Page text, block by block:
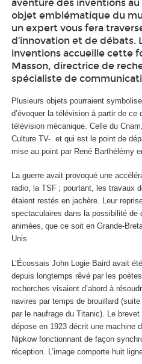
aventure des inventions au
objet emblématique du
un expert vous fera
d’innovation et de débats.
inventions accueille cette
Masson, directrice de
spécialiste de
Plusieurs objets pourraient
d’évoquer la télévision à partir de
télévision mécanique. Celle du
Culture TV- et qui est le point de
mise au point par René Barthélémy
La guerre avait provoqué une
radio, la TSF ; pourtant, les travaux
étaient restés en jachère. Leur
spectaculaires dans la possibilité de
animées, que ce soit en Grande-
Unis
L’Écossais John Logie Baird avait
depuis longtemps rêvé par les
recherches visaient d’abord à
navires par temps de brouillard
par le naufrage du Titanic). Le brevet
dépose en 1923 décrit une machine
Nipkow fonctionnant de façon
réception. L’image comporte huit